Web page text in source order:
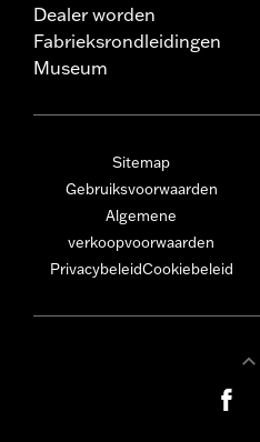
Dealer worden
Fabrieksrondleidingen
Museum
Sitemap
Gebruiksvoorwaarden
Algemene
verkoopvoorwaarden
PrivacybeleidCookiebeleid